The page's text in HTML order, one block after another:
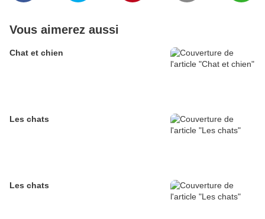
Vous aimerez aussi
Chat et chien
Les chats
Les chats